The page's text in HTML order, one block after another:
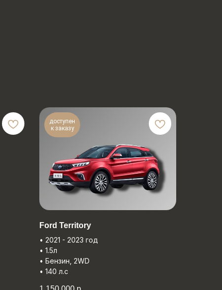
доступен
к заказу
Ford Territory
• 2021 - 2023 год
• 1.5л
• Бензин, 2WD
• 140 л.с